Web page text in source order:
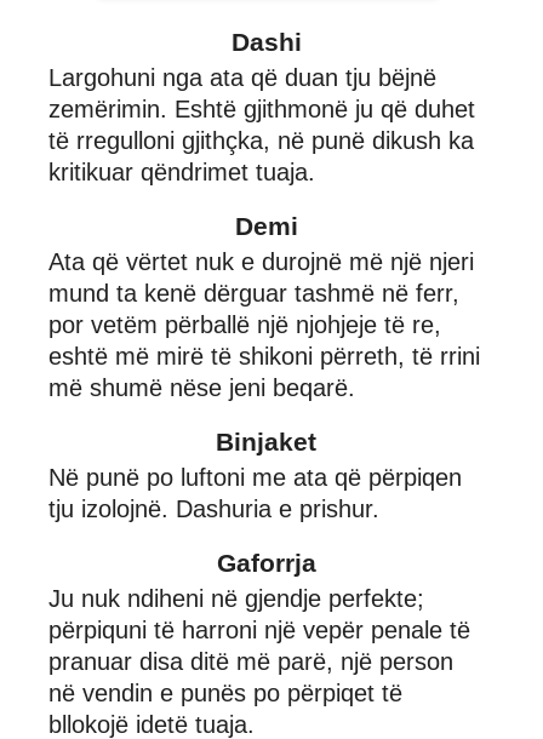
Dashi
Largohuni nga ata që duan tju bëjnë
zemërimin. Eshtë gjithmonë ju që duhet
të rregulloni gjithçka, në punë dikush ka
kritikuar qëndrimet tuaja.
Demi
Ata që vërtet nuk e durojnë më një njeri
mund ta kenë dërguar tashmë në ferr,
por vetëm përballë një njohjeje të re,
eshtë më mirë të shikoni përreth, të rrini
më shumë nëse jeni beqarë.
Binjaket
Në punë po luftoni me ata që përpiqen
tju izolojnë. Dashuria e prishur.
Gaforrja
Ju nuk ndiheni në gjendje perfekte;
përpiquni të harroni një vepër penale të
pranuar disa ditë më parë, një person
në vendin e punës po përpiqet të
bllokojë idetë tuaja.